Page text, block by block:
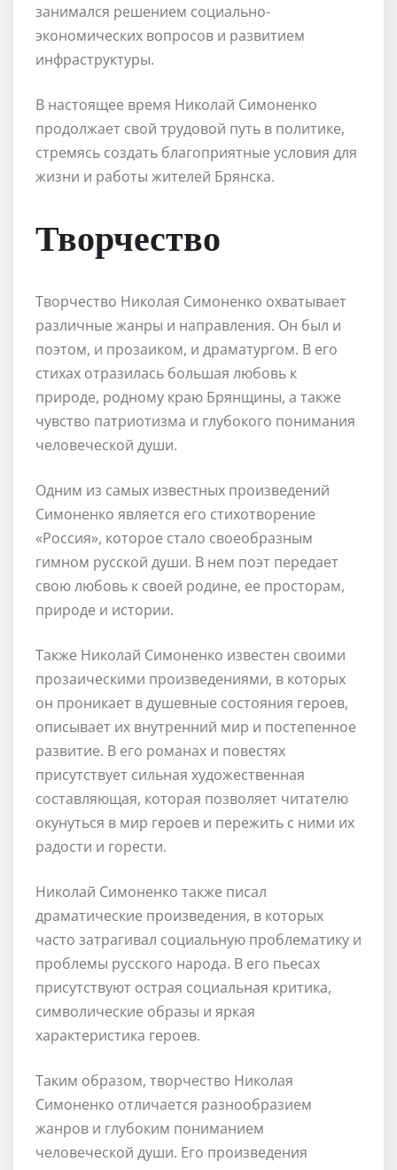
занимался решением социально-
экономических вопросов и развитием
инфраструктуры.
В настоящее время Николай Симоненко
продолжает свой трудовой путь в политике,
стремясь создать благоприятные условия для
жизни и работы жителей Брянска.
Творчество
Творчество Николая Симоненко охватывает
различные жанры и направления. Он был и
поэтом, и прозаиком, и драматургом. В его
стихах отразилась большая любовь к
природе, родному краю Брянщины, а также
чувство патриотизма и глубокого понимания
человеческой души.
Одним из самых известных произведений
Симоненко является его стихотворение
«Россия», которое стало своеобразным
гимном русской души. В нем поэт передает
свою любовь к своей родине, ее просторам,
природе и истории.
Также Николай Симоненко известен своими
прозаическими произведениями, в которых
он проникает в душевные состояния героев,
описывает их внутренний мир и постепенное
развитие. В его романах и повестях
присутствует сильная художественная
составляющая, которая позволяет читателю
окунуться в мир героев и пережить с ними их
радости и горести.
Николай Симоненко также писал
драматические произведения, в которых
часто затрагивал социальную проблематику и
проблемы русского народа. В его пьесах
присутствуют острая социальная критика,
символические образы и яркая
характеристика героев.
Таким образом, творчество Николая
Симоненко отличается разнообразием
жанров и глубоким пониманием
человеческой души. Его произведения